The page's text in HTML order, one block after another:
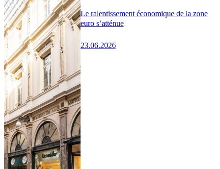
Le ralentissement économique de la zone
euro s’atténue
23.06.2026